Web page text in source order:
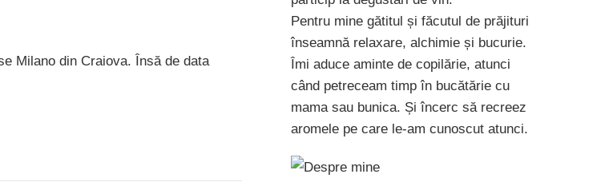
Milano din Craiova. Însă de data
Pentru mine gătitul și făcutul de prăjituri
înseamnă relaxare, alchimie și bucurie.
Îmi aduce aminte de copilărie, atunci
când petreceam timp în bucătărie cu
mama sau bunica. Și încerc să recreez
aromele pe care le-am cunoscut atunci.